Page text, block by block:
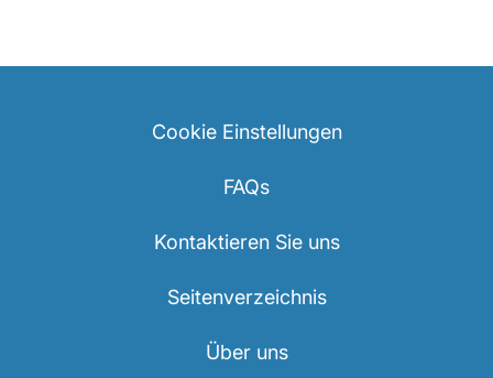
Cookie Einstellungen
FAQs
Kontaktieren Sie uns
Seitenverzeichnis
Über uns